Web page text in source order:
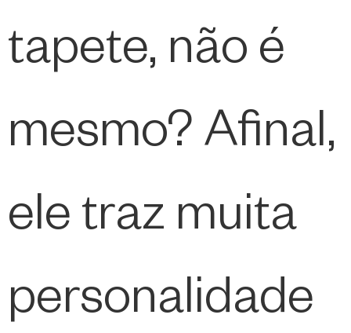
tapete, não é
mesmo? Afinal,
ele traz muita
personalidade